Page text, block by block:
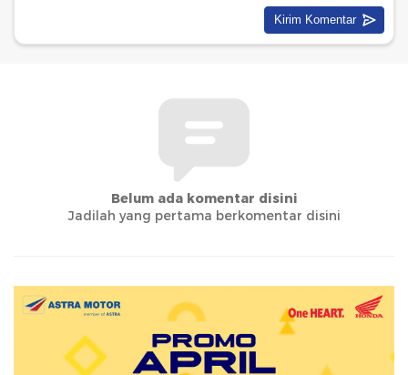
Belum ada komentar disini
Jadilah yang pertama berkomentar disini